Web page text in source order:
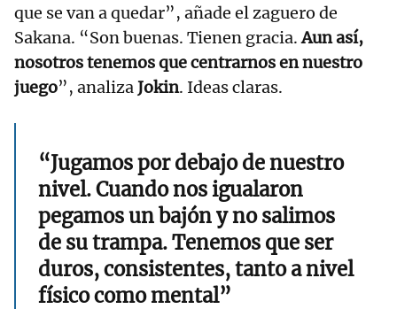
que se van a quedar”, añade el zaguero de
Sakana. “Son buenas. Tienen gracia.Aun así,
nosotros tenemos que centrarnos en nuestro
juego”, analizaJokin. Ideas claras.
“Jugamos por debajo de nuestro
nivel. Cuando nos igualaron
pegamos un bajón y no salimos
de su trampa. Tenemos que ser
duros, consistentes, tanto a nivel
físico como mental”